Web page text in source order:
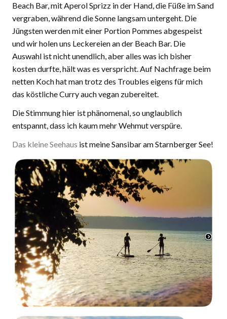
Beach Bar, mit Aperol Sprizz in der Hand, die Füße im Sand
vergraben, während die Sonne langsam untergeht. Die
Jüngsten werden mit einer Portion Pommes abgespeist
und wir holen uns Leckereien an der Beach Bar. Die
Auswahl ist nicht unendlich, aber alles was ich bisher
kosten durfte, hält was es verspricht. Auf Nachfrage beim
netten Koch hat man trotz des Troubles eigens für mich
das köstliche Curry auch vegan zubereitet.
Die Stimmung hier ist phänomenal, so unglaublich
entspannt, dass ich kaum mehr Wehmut verspüre.
Das kleine Seehaus ist meine Sansibar am Starnberger See!